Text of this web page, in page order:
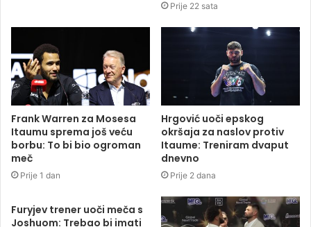
Prije 22 sata
Frank Warren za Mosesa
Itaumu sprema još veću
borbu: To bi bio ogroman
meč
Prije 1 dan
Hrgović uoči epskog
okršaja za naslov protiv
Itaume: Treniram dvaput
dnevno
Prije 2 dana
Furyjev trener uoči meča s
Joshuom: Trebao bi imati